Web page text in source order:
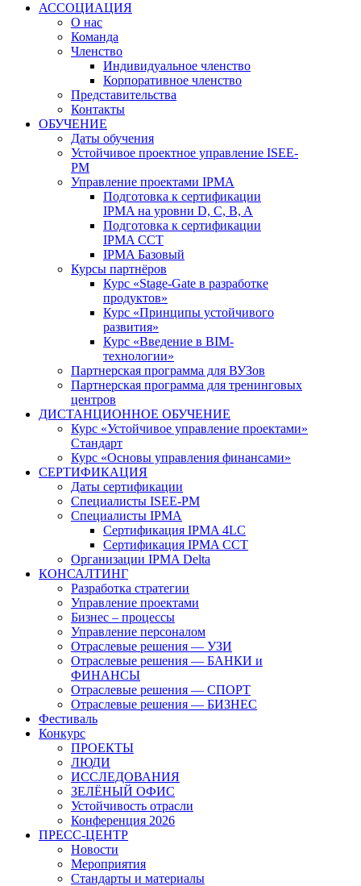
АССОЦИАЦИЯ
О нас
Команда
Членство
Индивидуальное членство
Корпоративное членство
Представительства
Контакты
ОБУЧЕНИЕ
Даты обучения
Устойчивое проектное управление ISEE-
PM
Управление проектами IPMA
Подготовка к сертификации
IPMA на уровни D, C, B, A
Подготовка к сертификации
IPMA CCT
IPMA Базовый
Курсы партнёров
Курс «Stage-Gate в разработке
продуктов»
Курс «Принципы устойчивого
развития»
Курс «Введение в BIM-
технологии»
Партнерская программа для ВУЗов
Партнерская программа для тренинговых
центров
ДИСТАНЦИОННОЕ ОБУЧЕНИЕ
Курс «Устойчивое управление проектами»
Стандарт
Курс «Основы управления финансами»
СЕРТИФИКАЦИЯ
Даты сертификации
Специалисты ISEE-PM
Специалисты IPMA
Сертификация IPMA 4LC
Сертификация IPMA CCT
Организации IPMA Delta
КОНСАЛТИНГ
Разработка стратегии
Управление проектами
Бизнес – процессы
Управление персоналом
Отраслевые решения — УЗИ
Отраслевые решения — БАНКИ и
ФИНАНСЫ
Отраслевые решения — СПОРТ
Отраслевые решения — БИЗНЕС
Фестиваль
Конкурс
ПРОЕКТЫ
ЛЮДИ
ИССЛЕДОВАНИЯ
ЗЕЛЁНЫЙ ОФИС
Устойчивость отрасли
Конференция 2026
ПРЕСС-ЦЕНТР
Новости
Мероприятия
Стандарты и материалы